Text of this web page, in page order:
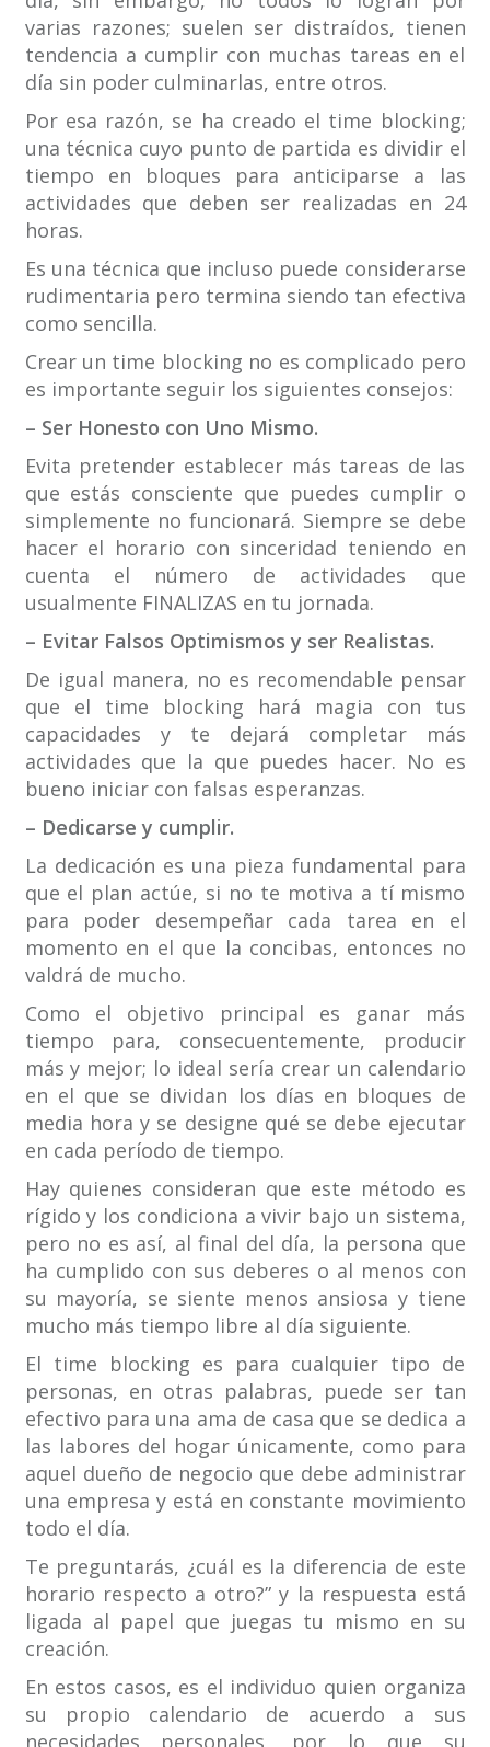
varias razones; suelen ser distraídos, tienen
tendencia a cumplir con muchas tareas en el
día sin poder culminarlas, entre otros.
Por esa razón, se ha creado el time blocking;
una técnica cuyo punto de partida es dividir el
tiempo en bloques para anticiparse a las
actividades que deben ser realizadas en 24
horas.
Es una técnica que incluso puede considerarse
rudimentaria pero termina siendo tan efectiva
como sencilla.
Crear un time blocking no es complicado pero
es importante seguir los siguientes consejos:
– Ser Honesto con Uno Mismo.
Evita pretender establecer más tareas de las
que estás consciente que puedes cumplir o
simplemente no funcionará. Siempre se debe
hacer el horario con sinceridad teniendo en
cuenta el número de actividades que
usualmente FINALIZAS en tu jornada.
– Evitar Falsos Optimismos y ser Realistas.
De igual manera, no es recomendable pensar
que el time blocking hará magia con tus
capacidades y te dejará completar más
actividades que la que puedes hacer. No es
bueno iniciar con falsas esperanzas.
– Dedicarse y cumplir.
La dedicación es una pieza fundamental para
que el plan actúe, si no te motiva a tí mismo
para poder desempeñar cada tarea en el
momento en el que la concibas, entonces no
valdrá de mucho.
Como el objetivo principal es ganar más
tiempo para, consecuentemente, producir
más y mejor; lo ideal sería crear un calendario
en el que se dividan los días en bloques de
media hora y se designe qué se debe ejecutar
en cada período de tiempo.
Hay quienes consideran que este método es
rígido y los condiciona a vivir bajo un sistema,
pero no es así, al final del día, la persona que
ha cumplido con sus deberes o al menos con
su mayoría, se siente menos ansiosa y tiene
mucho más tiempo libre al día siguiente.
El time blocking es para cualquier tipo de
personas, en otras palabras, puede ser tan
efectivo para una ama de casa que se dedica a
las labores del hogar únicamente, como para
aquel dueño de negocio que debe administrar
una empresa y está en constante movimiento
todo el día.
Te preguntarás, ¿cuál es la diferencia de este
horario respecto a otro?” y la respuesta está
ligada al papel que juegas tu mismo en su
creación.
En estos casos, es el individuo quien organiza
su propio calendario de acuerdo a sus
necesidades personales, por lo que su